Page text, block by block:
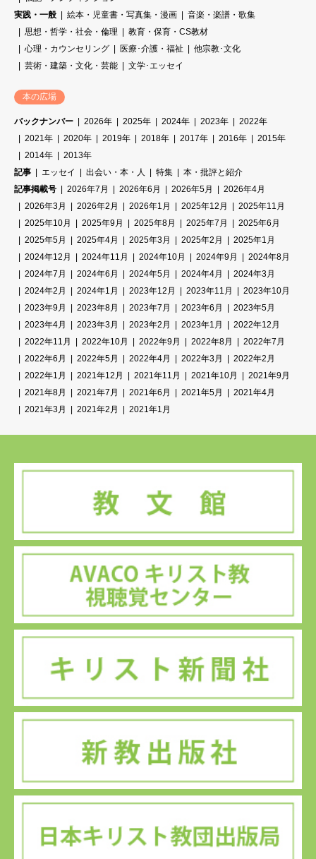
実践・一般
絵本・児童書・写真集・漫画
音楽・楽譜・歌集
思想・哲学・社会・倫理
教育・保育・CS教材
心理・カウンセリング
医療･介護・福祉
他宗教･文化
芸術・建築・文化・芸能
文学･エッセイ
本の広場
バックナンバー 2026年 2025年 2024年 2023年
2022年
2021年
2020年 2019年 2018年 2017年 2016年
2015年
2014年
2013年
記事
エッセイ 出会い・本・人 特集
本・批評と紹介
記事掲載号
2026年7月 2026年6月 2026年5月
2026年4月
2026年3月
2026年2月 2026年1月 2025年12月
2025年11月
2025年10月
2025年9月 2025年8月 2025年7月
2025年6月
2025年5月
2025年4月 2025年3月 2025年2月
2025年1月
2024年12月
2024年11月 2024年10月 2024年9月
2024年8月
2024年7月
2024年6月 2024年5月 2024年4月
2024年3月
2024年2月
2024年1月 2023年12月 2023年11月
2023年10月
2023年9月
2023年8月 2023年7月 2023年6月
2023年5月
2023年4月
2023年3月 2023年2月 2023年1月
2022年12月
2022年11月
2022年10月 2022年9月 2022年8月
2022年7月
2022年6月
2022年5月 2022年4月 2022年3月
2022年2月
2022年1月
2021年12月 2021年11月 2021年10月
2021年9月
2021年8月
2021年7月 2021年6月 2021年5月
2021年4月
2021年3月
2021年2月 2021年1月